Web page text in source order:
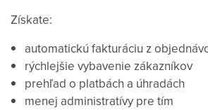
Získate:
automatickú fakturáciu z
rýchlejšie vybavenie zákazníkov
prehľad o platbách a úhradách
menej administratívy pre tím